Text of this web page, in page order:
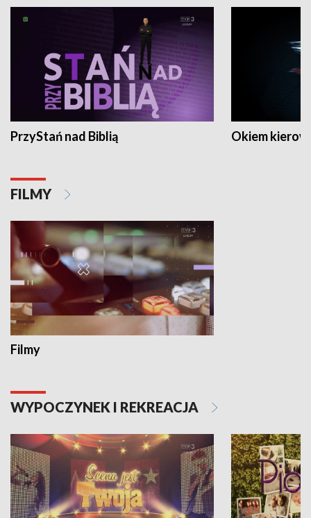
PrzyStań nad Biblią Okiem
FILMY
Filmy
WYPOCZYNEK I REKREACJA